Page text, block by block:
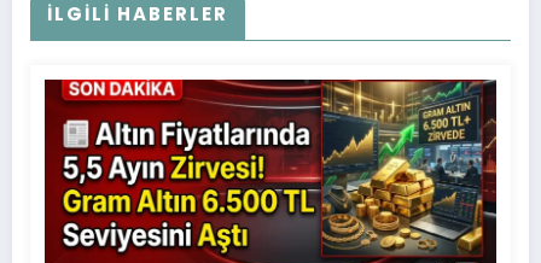
İLGILI HABERLER